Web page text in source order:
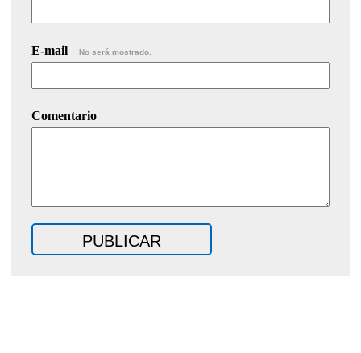
E-mail No será mostrado.
Comentario